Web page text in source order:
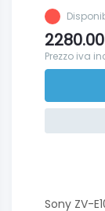
2280.00
Prezzo iva
Sony ZV-